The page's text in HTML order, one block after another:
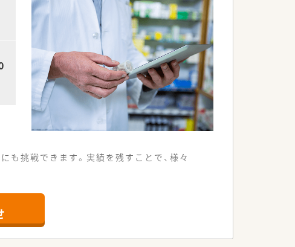
フレッシュしている方が目立ちます。
も挑戦できます。実績を残すことで、様々
舗です。
徴です。
ません。